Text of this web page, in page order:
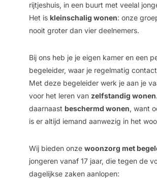
rijtjeshuis, in een buurt met veelal
Het is kleinschalig wonen: onze
nooit groter dan vier deelnemers.
Bij ons heb je je eigen kamer en een
begeleider, waar je regelmatig
Met deze begeleider werk je aan je
voor het leren van zelfstandig wonen
daarnaast beschermd wonen, want
is er altijd iemand aanwezig in het
Wij bieden onze woonzorg met
jongeren vanaf 17 jaar, die tegen de
dagelijkse zaken aanlopen: